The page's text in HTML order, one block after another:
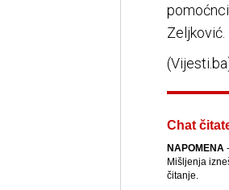
Zeljković.
Chat
NAPOMENA-
Mišljenja
čitanje.